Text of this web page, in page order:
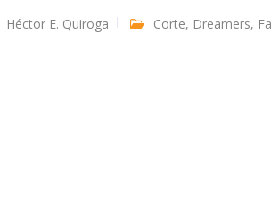
Héctor E. Quiroga Corte, Dreamers,